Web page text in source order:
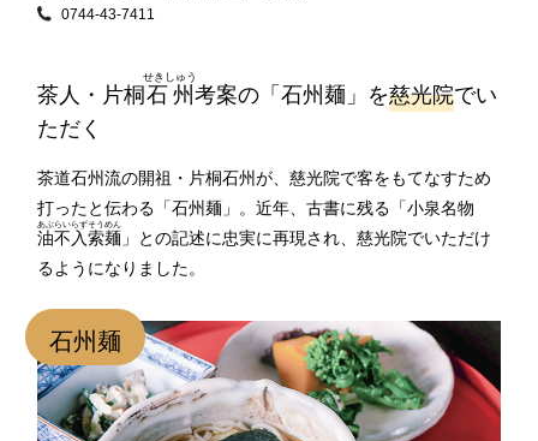
0744-43-7411
茶人・片桐石州
せきしゅう
考案の「石州麺」を慈光院でい
ただく
茶道石州流の開祖・片桐石州が、慈光院で客をもてなすため
打ったと伝わる「石州麺」。近年、古書に残る「小泉名物
油不入索麺
あぶらいらずそうめん
」との記述に忠実に再現され、慈光院でいただけ
るようになりました。
石州麺